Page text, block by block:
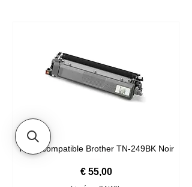
Toner compatible Brother TN-249BK Noir
Prijs
€ 55,00